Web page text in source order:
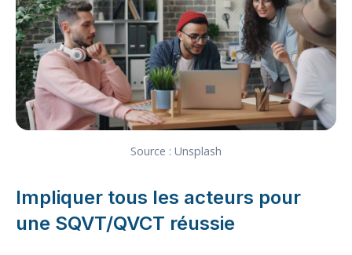
Source : Unsplash
Impliquer tous les acteurs pour
une SQVT/QVCT réussie